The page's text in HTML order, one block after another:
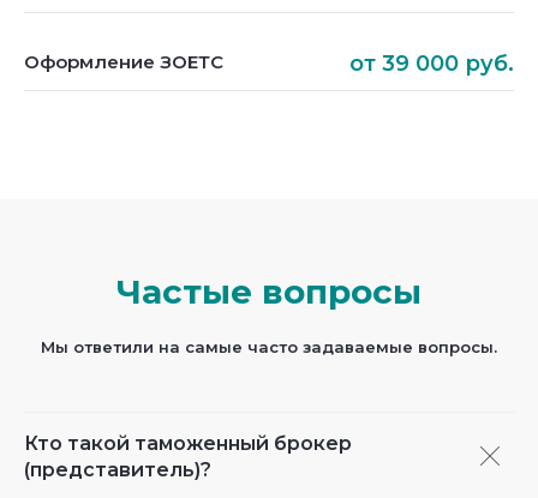
Оформление ЗОЕТС от 39 000 руб.
Частые вопросы
Мы ответили на самые часто задаваемые вопросы.
Кто такой таможенный брокер
(представитель)?